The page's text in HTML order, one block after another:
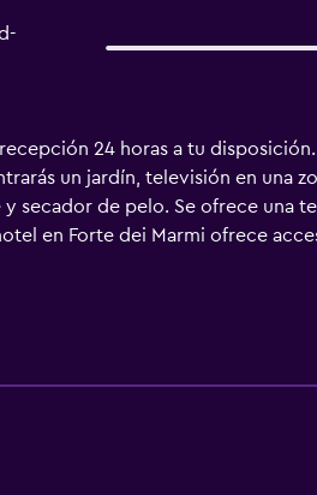
24 horas a tu
un jardín, televisión en una
secador de pelo. Se ofrece una
en Forte dei Marmi ofrece
servicio de limpieza todos los
o cerca del alojamiento (es